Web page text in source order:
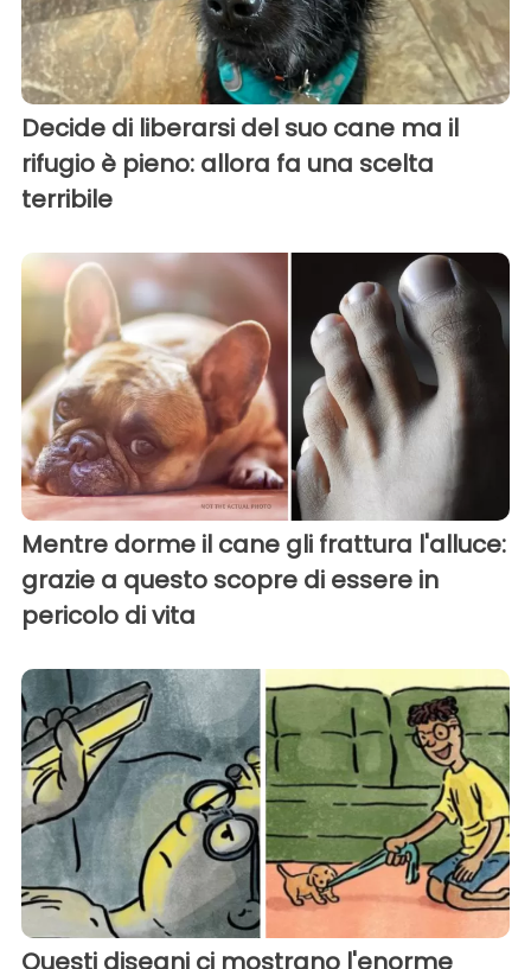
Decide di liberarsi del suo cane ma il
rifugio è pieno: allora fa una scelta
terribile
Mentre dorme il cane gli frattura l'alluce:
grazie a questo scopre di essere in
pericolo di vita
Questi disegni ci mostrano l'enorme